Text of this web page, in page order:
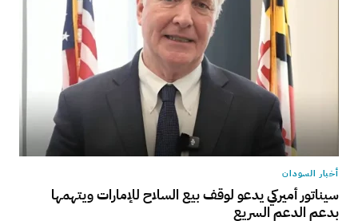
أخبار السودان
سيناتور أميركي يدعو لوقف بيع السلاح للإمارات ويتهمها
بدعم الدعم السريع